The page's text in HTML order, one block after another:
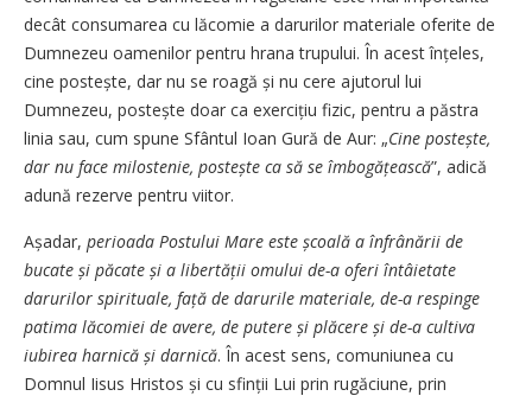
decât consumarea cu lăcomie a darurilor materiale oferite de
Dumnezeu oamenilor pentru hrana trupului. În acest înțeles,
cine postește, dar nu se roagă și nu cere ajutorul lui
Dumnezeu, postește doar ca exercițiu fizic, pentru a păstra
linia sau, cum spune Sfântul Ioan Gură de Aur: „Cine postește,
dar nu face milostenie, postește ca să se îmbogățească”, adică
adună rezerve pentru viitor.
Așadar, perioada Postului Mare este școală a înfrânării de
bucate și păcate și a libertății omului de-a oferi întâietate
darurilor spirituale, față de darurile materiale, de-a respinge
patima lăcomiei de avere, de putere și plăcere și de-a cultiva
iubirea harnică și darnică. În acest sens, comuniunea cu
Domnul Iisus Hristos și cu sfinții Lui prin rugăciune, prin